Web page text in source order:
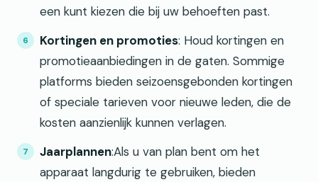
een kunt kiezen die bij uw behoeften past.
Kortingen en promoties: Houd kortingen en
promotieaanbiedingen in de gaten. Sommige
platforms bieden seizoensgebonden kortingen
of speciale tarieven voor nieuwe leden, die de
kosten aanzienlijk kunnen verlagen.
Jaarplannen:Als u van plan bent om het
apparaat langdurig te gebruiken, bieden